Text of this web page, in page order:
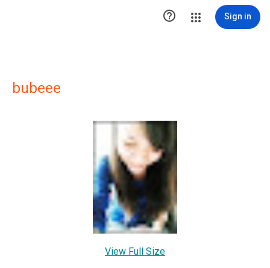
 Sign in
bubeee
View Full Size